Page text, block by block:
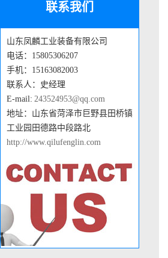
联系我们
山东凤麟工业装备有限公司
电话：15805306207
手机：15163082003
联系人：史经理
E-mail: 243524953@qq.com
地址：山东省菏泽市巨野县田桥镇
工业园田德路中段路北
http://www.qilufenglin.com